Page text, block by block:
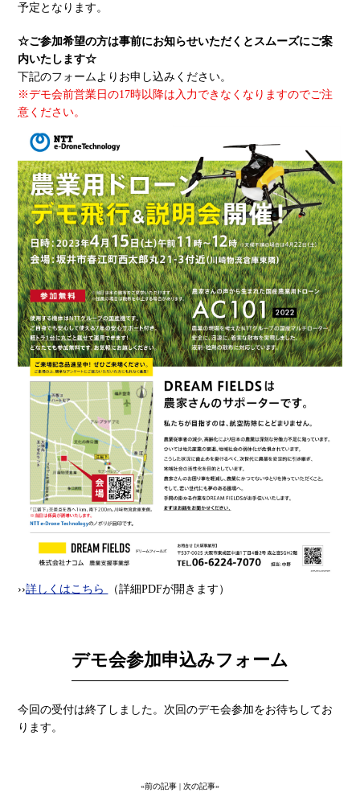
予定となります。
☆ご参加希望の方は事前にお知らせいただくとスムーズにご案
内いたします☆
下記のフォームよりお申し込みください。
※デモ会前営業日の17時以降は入力できなくなりますのでご注
意ください。
››詳しくはこちら （詳細PDFが開きます）
デモ会参加申込みフォーム
今回の受付は終了しました。次回のデモ会参加をお待ちしてお
ります。
«前の記事 | 次の記事»